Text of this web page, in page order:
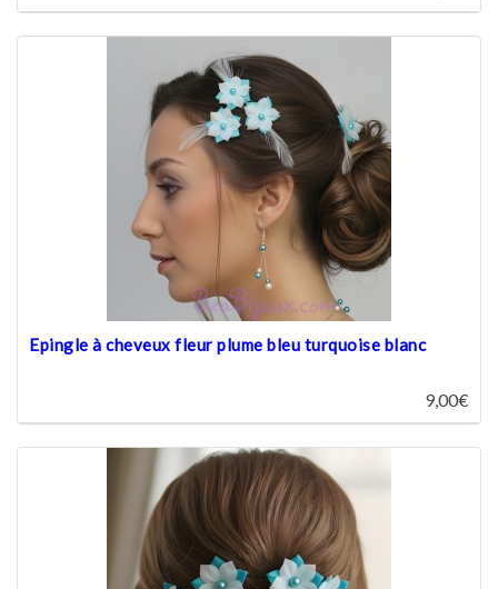
Epingle à cheveux fleur plume bleu turquoise blanc
9,00€